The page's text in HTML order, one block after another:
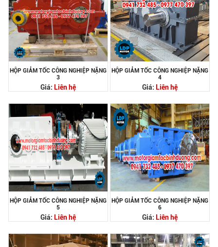
HỘP GIẢM TỐC CÔNG NGHIỆP NẶNG
3
Giá: Liên hệ
HỘP GIẢM TỐC CÔNG NGHIỆP NẶNG
4
Giá: Liên hệ
HỘP GIẢM TỐC CÔNG NGHIỆP NẶNG
5
Giá: Liên hệ
HỘP GIẢM TỐC CÔNG NGHIỆP NẶNG
6
Giá: Liên hệ